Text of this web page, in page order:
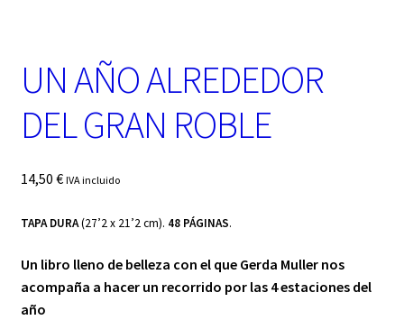
UN AÑO ALREDEDOR
DEL GRAN ROBLE
14,50 € IVA incluido
TAPA DURA(27’2 x 21’2 cm). 48 PÁGINAS.
Un libro lleno de belleza con el que Gerda Muller nos
acompaña a hacer un recorrido por las 4 estaciones del
año